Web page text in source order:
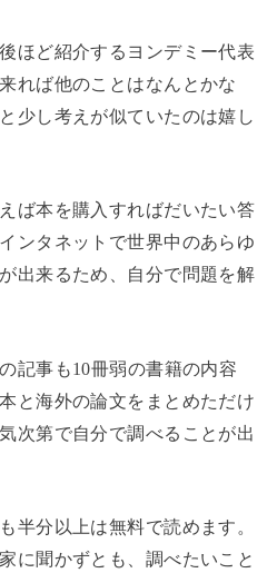
ほど紹介するヨンデミー代表
れば他のことはなんとかな
少し考えが似ていたのは嬉し
ば本を購入すればだいたい答
ンタネットで世界中のあらゆ
出来るため、自分で問題を解
記事も10冊弱の書籍の内容
と海外の論文をまとめただけ
次第で自分で調べることが出
半分以上は無料で読めます。
に聞かずとも、調べたいこと